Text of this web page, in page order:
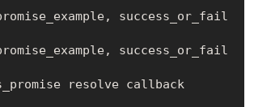
success_or_fail
success_or_fail